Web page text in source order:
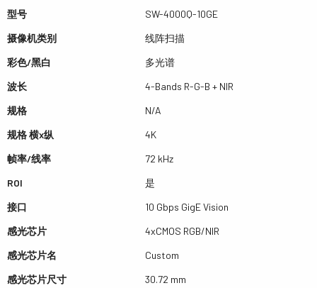
型号
SW-4000Q-10GE
摄像机类别
线阵扫描
彩色/黑白
多光谱
波长
4-Bands R-G-B + NIR
规格
N/A
规格 横x纵
4K
帧率/线率
72 kHz
ROI
是
接口
10 Gbps GigE Vision
感光芯片
4xCMOS RGB/NIR
感光芯片名
Custom
感光芯片尺寸
30.72 mm